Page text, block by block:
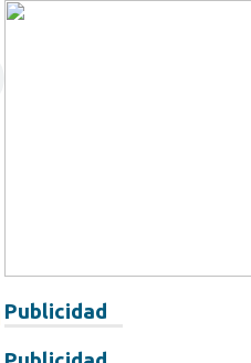
Publicidad